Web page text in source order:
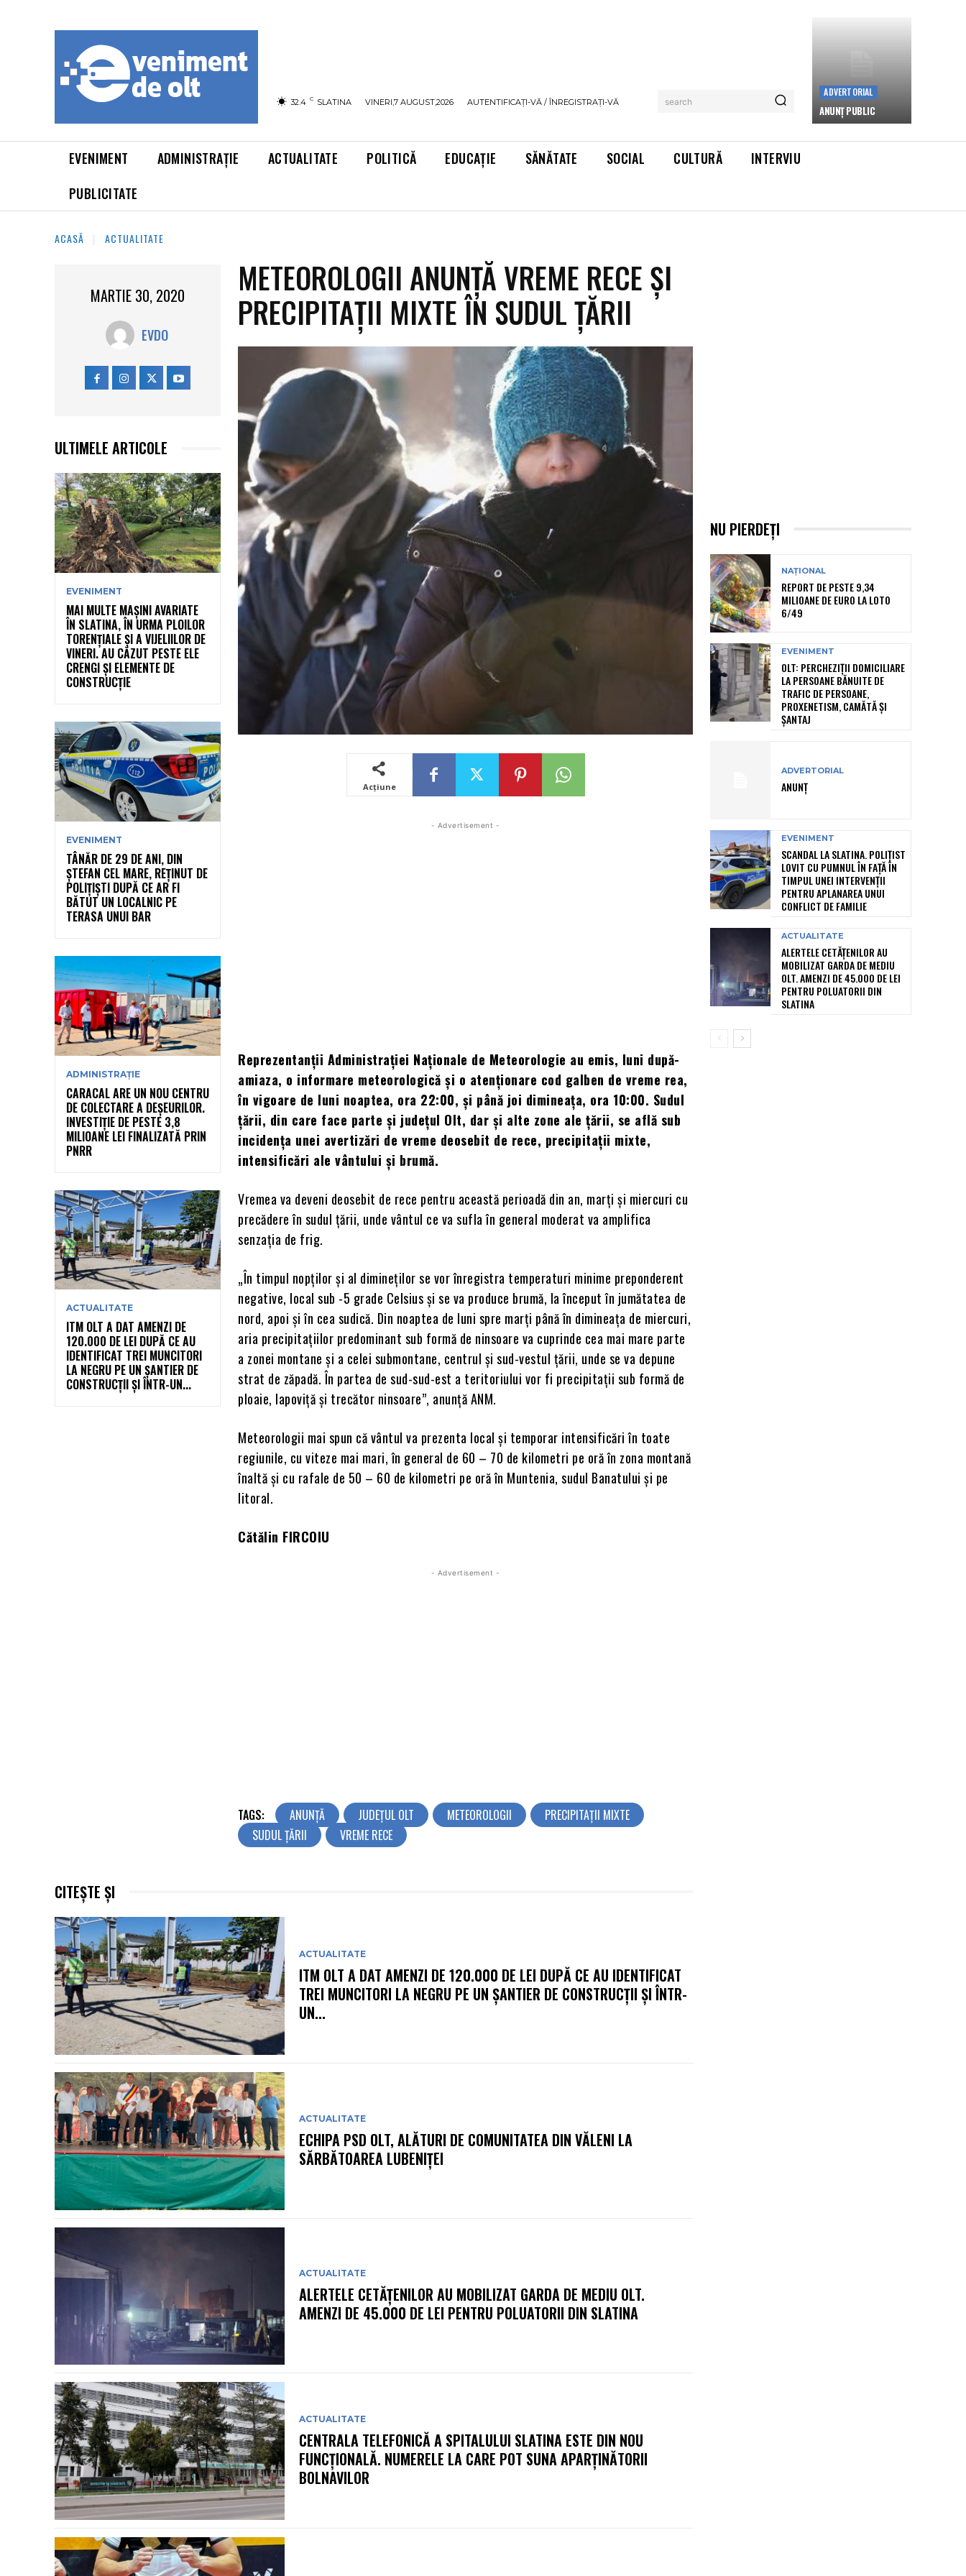
32.4 C SLATINA VINERI,7 AUGUST,2026 AUTENTIFICAȚI-VĂ / ÎNREGISTRAȚI-VĂ search
ADVERTORIAL
ANUNȚ PUBLIC
EVENIMENT ADMINISTRAȚIE ACTUALITATE POLITICĂ EDUCAȚIE SĂNĂTATE SOCIAL CULTURĂ
INTERVIU
PUBLICITATE
ACASĂ ACTUALITATE
MARTIE 30, 2020
EVDO
ULTIMELE ARTICOLE
EVENIMENT
MAI MULTE MAȘINI AVARIATE
ÎN SLATINA, ÎN URMA PLOILOR
TORENȚIALE ȘI A VIJELIILOR DE
VINERI. AU CĂZUT PESTE ELE
CRENGI ȘI ELEMENTE DE
CONSTRUCȚIE
EVENIMENT
TÂNĂR DE 29 DE ANI, DIN
ȘTEFAN CEL MARE, REȚINUT DE
POLIȚIȘTI DUPĂ CE AR FI
BĂTUT UN LOCALNIC PE
TERASA UNUI BAR
ADMINISTRAȚIE
CARACAL ARE UN NOU CENTRU
DE COLECTARE A DEȘEURILOR.
INVESTIȚIE DE PESTE 3,8
MILIOANE LEI FINALIZATĂ PRIN
PNRR
ACTUALITATE
ITM OLT A DAT AMENZI DE
120.000 DE LEI DUPĂ CE AU
IDENTIFICAT TREI MUNCITORI
LA NEGRU PE UN ȘANTIER DE
CONSTRUCȚII ȘI ÎNTR-UN...
METEOROLOGII ANUNȚĂ VREME RECE ȘI
PRECIPITAȚII MIXTE ÎN SUDUL ȚĂRII
Acțiune
- Advertisement -
Reprezentanții Administrației Naționale de Meteorologie au emis, luni după-
amiaza, o informare meteorologică și o atenționare cod galben de vreme rea,
în vigoare de luni noaptea, ora 22:00, și până joi dimineața, ora 10:00. Sudul
țării, din care face parte și județul Olt, dar și alte zone ale țării, se află sub
incidența unei avertizări de vreme deosebit de rece, precipitaţii mixte,
intensificări ale vântului și brumă.
Vremea va deveni deosebit de rece pentru această perioadă din an, marți și miercuri cu
precădere în sudul țării, unde vântul ce va sufla în general moderat va amplifica
senzaţia de frig.
„În timpul nopţilor şi al dimineţilor se vor înregistra temperaturi minime preponderent
negative, local sub -5 grade Celsius şi se va produce brumă, la început în jumătatea de
nord, apoi şi în cea sudică. Din noaptea de luni spre marţi până în dimineaţa de miercuri,
aria precipitațiilor predominant sub formă de ninsoare va cuprinde cea mai mare parte
a zonei montane şi a celei submontane, centrul şi sud-vestul ţării, unde se va depune
strat de zăpadă. În partea de sud-sud-est a teritoriului vor fi precipitaţii sub formă de
ploaie, lapoviţă şi trecător ninsoare”, anunță ANM.
Meteorologii mai spun că vântul va prezenta local şi temporar intensificări în toate
regiunile, cu viteze mai mari, în general de 60 – 70 de kilometri pe oră în zona montană
înaltă şi cu rafale de 50 – 60 de kilometri pe oră în Muntenia, sudul Banatului şi pe
litoral.
Cătălin FIRCOIU
- Advertisement -
TAGS: ANUNȚĂ JUDEŢUL OLT METEOROLOGII
PRECIPITAȚII MIXTE
SUDUL ŢĂRII
VREME RECE
CITEȘTE ȘI
ACTUALITATE
ITM OLT A DAT AMENZI DE 120.000 DE LEI DUPĂ CE AU IDENTIFICAT
TREI MUNCITORI LA NEGRU PE UN ȘANTIER DE CONSTRUCȚII ȘI ÎNTR-
UN...
ACTUALITATE
ECHIPA PSD OLT, ALĂTURI DE COMUNITATEA DIN VĂLENI LA
SĂRBĂTOAREA LUBENIȚEI
ACTUALITATE
ALERTELE CETĂȚENILOR AU MOBILIZAT GARDA DE MEDIU OLT.
AMENZI DE 45.000 DE LEI PENTRU POLUATORII DIN SLATINA
ACTUALITATE
CENTRALA TELEFONICĂ A SPITALULUI SLATINA ESTE DIN NOU
FUNCȚIONALĂ. NUMERELE LA CARE POT SUNA APARȚINĂTORII
BOLNAVILOR
NU PIERDEȚI
NAȚIONAL
REPORT DE PESTE 9,34
MILIOANE DE EURO LA LOTO
6/49
EVENIMENT
OLT: PERCHEZIŢII DOMICILIARE
LA PERSOANE BĂNUITE DE
TRAFIC DE PERSOANE,
PROXENETISM, CAMĂTĂ ŞI
ŞANTAJ
ADVERTORIAL
ANUNȚ
EVENIMENT
SCANDAL LA SLATINA. POLIȚIST
LOVIT CU PUMNUL ÎN FAȚĂ ÎN
TIMPUL UNEI INTERVENȚII
PENTRU APLANAREA UNUI
CONFLICT DE FAMILIE
ACTUALITATE
ALERTELE CETĂȚENILOR AU
MOBILIZAT GARDA DE MEDIU
OLT. AMENZI DE 45.000 DE LEI
PENTRU POLUATORII DIN
SLATINA